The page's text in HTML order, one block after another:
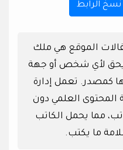
نسخ الرابط
الموقع هي ملك
يحق لأي شخص أو جهة
كمصدر. تعمل إدارة
المحتوى العلمي دون
مما يحمل الكاتب
ما يكتب.